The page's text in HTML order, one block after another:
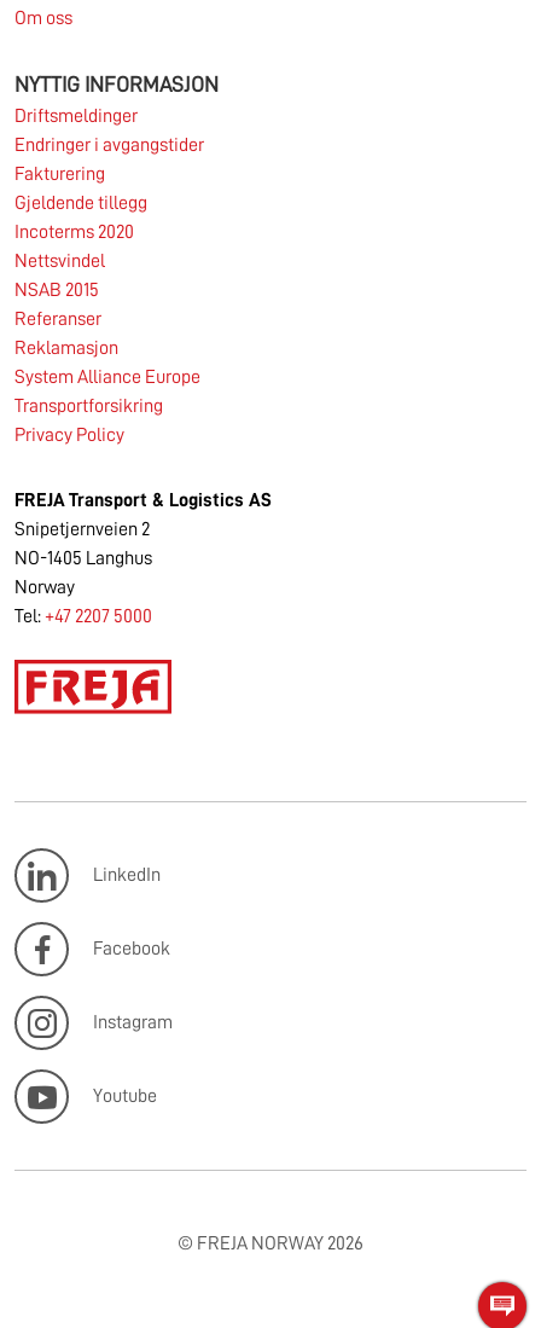
Om oss
NYTTIG INFORMASJON
Driftsmeldinger
Endringer i avgangstider
Fakturering
Gjeldende tillegg
Incoterms 2020
Nettsvindel
NSAB 2015
Referanser
Reklamasjon
System Alliance Europe
Transportforsikring
Privacy Policy
FREJATransport & Logistics AS
Snipetjernveien 2
NO-1405 Langhus
Norway
Tel: +47 2207 5000
LinkedIn
Facebook
Instagram
Youtube
© FREJA NORWAY 2026